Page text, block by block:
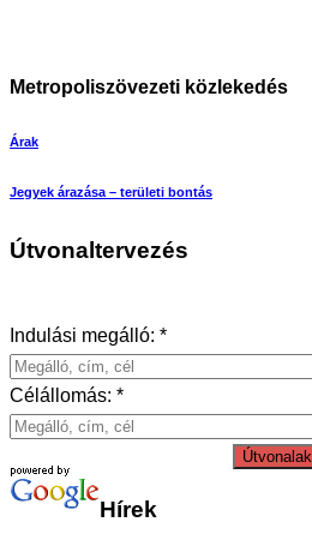
Metropoliszövezeti közlekedés
Árak
Jegyek árazása – területi bontás
Útvonaltervezés
Indulási megálló: *
Célállomás: *
Útvonalak
Hírek